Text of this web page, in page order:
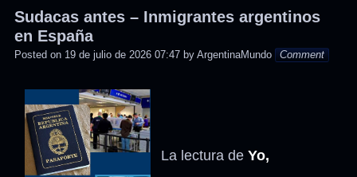
Sudacas antes – Inmigrantes argentinos
en España
Posted on 19 de julio de 2026 07:47 by ArgentinaMundo Comment
La lectura de Yo,